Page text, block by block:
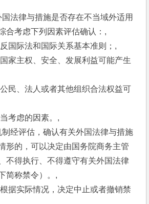
国法律与措施是否存在不当域外适用
合考虑下列因素评估确认：,
国际法和国际关系基本准则；,
家主权、安全、发展利益可能产生
民、法人或者其他组织合法权益可
考虑的因素。,
制经评估，确认有关外国法律与措施
形的，可以决定由国务院商务主管
不得执行、不得遵守有关外国法律
简称禁令）。,
据实际情况，决定中止或者撤销禁